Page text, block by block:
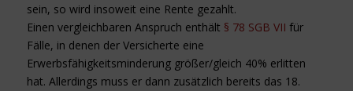
sein, so wird insoweit eine Rente gezahlt.
Einen vergleichbaren Anspruch enthält § 78 SGB VII für
Fälle, in denen der Versicherte eine
Erwerbsfähigkeitsminderung größer/gleich 40% erlitten
hat. Allerdings muss er dann zusätzlich bereits das 18.